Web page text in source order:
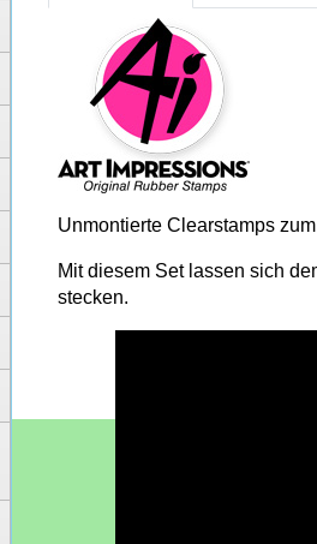
Unmontierte Clearstamps
Mit diesem Set lassen sich
stecken.